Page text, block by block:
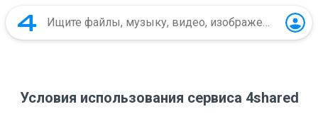
Условия использования сервиса 4shared